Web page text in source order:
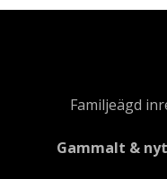
Familjeägd
Gammalt &